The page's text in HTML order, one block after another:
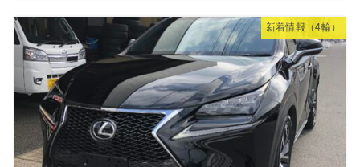
新着情報（4輪）